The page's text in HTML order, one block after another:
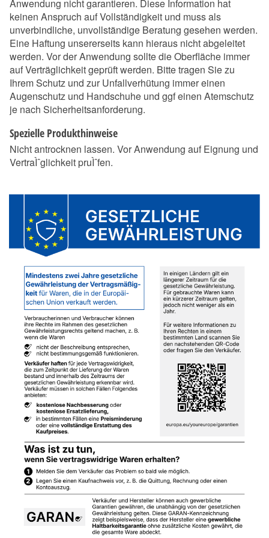
Anwendung nicht garantieren. Diese Information hat
keinen Anspruch auf Vollständigkeit und muss als
unverbindliche, unvollständige Beratung gesehen werden.
Eine Haftung unsererseits kann hieraus nicht abgeleitet
werden. Vor der Anwendung sollte die Oberfläche immer
auf Verträglichkeit geprüft werden. Bitte tragen Sie zu
Ihrem Schutz und zur Unfallverhütung immer einen
Augenschutz und Handschuhe und ggf einen Atemschutz
je nach Sicherheitsanforderung.
Spezielle Produkthinweise
Nicht antrocknen lassen. Vor Anwendung auf Eignung und
VertraÌˆglichkeit pruÌˆfen.